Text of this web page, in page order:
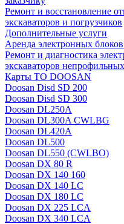
Ремонт и восстановление
экскаваторов и погрузчиков
Дополнительные услуги
Аренда электронных
Ремонт и диагностика
экскаваторов
Карты ТО DOOSAN
Doosan Disd SD 200
Doosan Disd SD 300
Doosan DL250A
Doosan DL300A CWLBG
Doosan DL420A
Doosan DL500
Doosan DL550 (CWLBO)
Doosan DX 80 R
Doosan DX 140 160
Doosan DX 140 LC
Doosan DX 180 LC
Doosan DX 225 LCA
Doosan DX 340 LCA